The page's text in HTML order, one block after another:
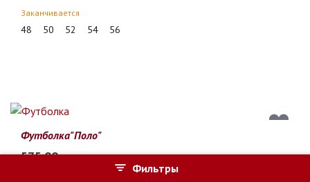
Фильтры
Заканчивается
48 50 52 54 56
Футболка"Поло"
575.00 грн